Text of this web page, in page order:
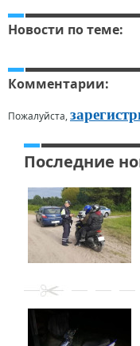
Новости по теме:
Комментарии:
Пожалуйста,
Последние